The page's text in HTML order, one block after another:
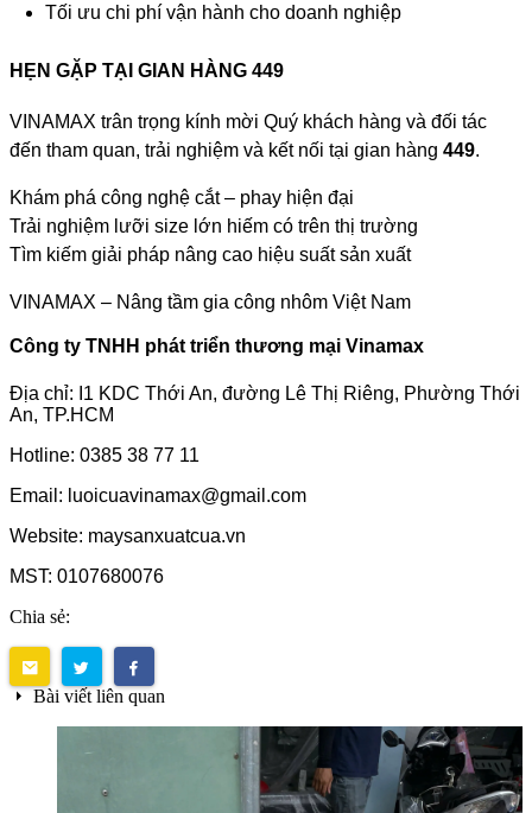
Tối ưu chi phí vận hành cho doanh nghiệp
HẸN GẶP TẠI GIAN HÀNG 449
VINAMAX trân trọng kính mời Quý khách hàng và đối tác
đến tham quan, trải nghiệm và kết nối tại gian hàng 449.
Khám phá công nghệ cắt – phay hiện đại
Trải nghiệm lưỡi size lớn hiếm có trên thị trường
Tìm kiếm giải pháp nâng cao hiệu suất sản xuất
VINAMAX – Nâng tầm gia công nhôm Việt Nam
Công ty TNHH phát triển thương mại Vinamax
Địa chỉ: I1 KDC Thới An, đường Lê Thị Riêng, Phường Thới
An, TP.HCM
Hotline: 0385 38 77 11
Email: luoicuavinamax@gmail.com
Website: maysanxuatcua.vn
MST: 0107680076
Chia sẻ:
Bài viết liên quan